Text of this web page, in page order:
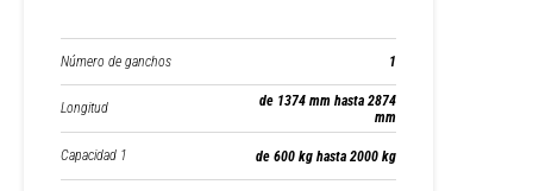
Número de ganchos 1
Longitud
de 1374 mm hasta 2874
mm
Capacidad 1 de 600 kg hasta 2000 kg